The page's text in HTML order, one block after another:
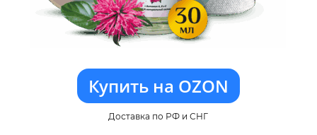
Купить на OZON
Доставка по РФ и СНГ